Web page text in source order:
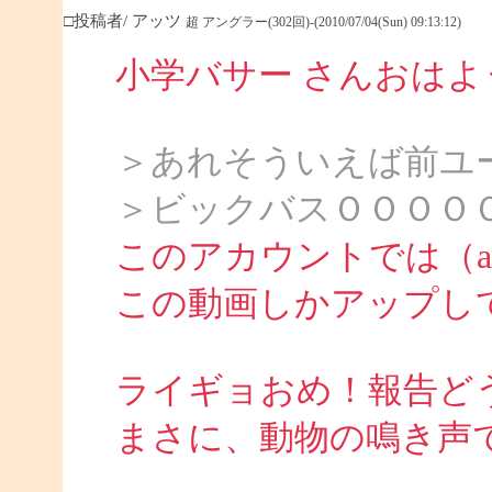
□投稿者/ アッツ 超 アングラー(302回)-(2010/07/04(Sun) 09:13:12)
小学バサー さんおは
＞あれそういえば前
＞ビックバスＯＯＯ
このアカウントでは（
この動画しかアップし
ライギョおめ！報告ど
まさに、動物の鳴き声